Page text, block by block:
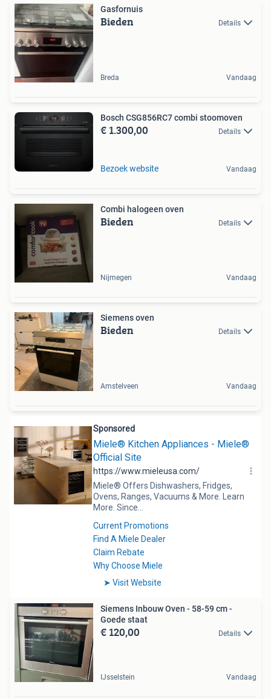
Gasfornuis
Bieden Details
Breda Vandaag
Bosch CSG856RC7 combi stoomoven
€ 1.300,00 Details
Bezoek website Vandaag
Combi halogeen oven
Bieden Details
Nijmegen Vandaag
Siemens oven
Bieden Details
Amstelveen Vandaag
Siemens Inbouw Oven - 58-59 cm -
Goede staat
€ 120,00 Details
IJsselstein Vandaag